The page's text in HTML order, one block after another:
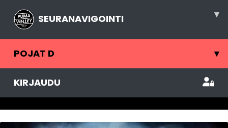
SEURANAVIGOINTI ▾
POJAT D ▾
KIRJAUDU